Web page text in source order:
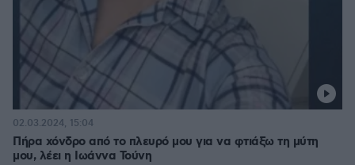
Πήρα χόνδρο από το πλευρό μου για να φτιάξω τη μύτη
μου, λέει η Ιωάννα Τούνη
02.03.2024, 15:04